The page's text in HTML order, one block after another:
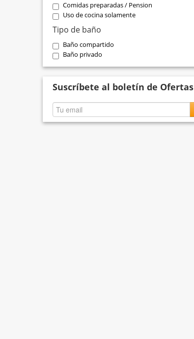
Comidas preparadas / Pension
Uso de cocina solamente
Tipo de baño
Baño compartido
Baño privado
Suscríbete al boletín de Ofertas